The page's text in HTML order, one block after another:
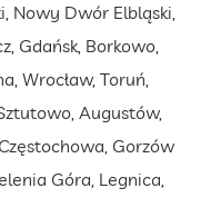
Nowy Dwór Elbląski,
Gdańsk, Borkowo,
Wrocław, Toruń,
Augustów,
Gorzów
Góra, Legnica,